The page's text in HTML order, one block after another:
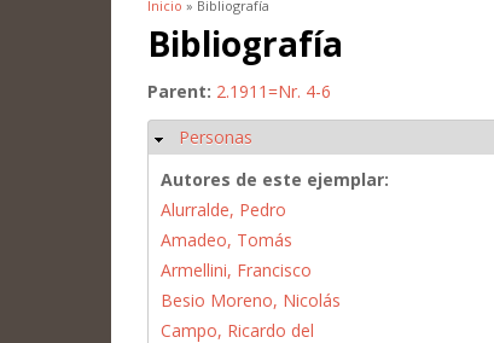
Se encuentra usted aquí
Inicio » Bibliografía
Bibliografía
Parent: 2.1911=Nr. 4-6
Ocultar
Personas
Autores de este ejemplar:
Alurralde, Pedro
Amadeo, Tomás
Armellini, Francisco
Besio Moreno, Nicolás
Campo, Ricardo del